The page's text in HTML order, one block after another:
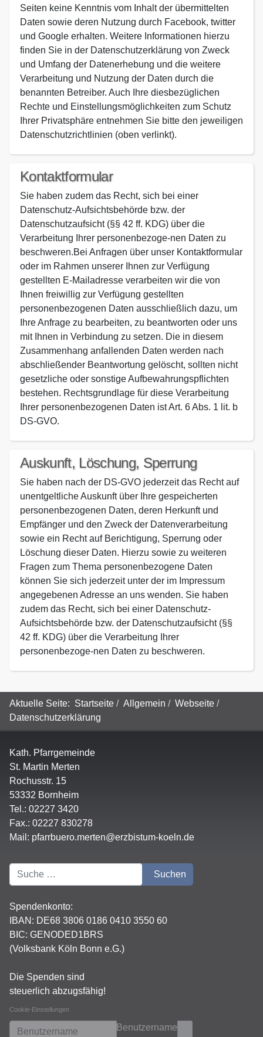
Seiten keine Kenntnis vom Inhalt der übermittelten
Daten sowie deren Nutzung durch Facebook, twitter
und Google erhalten. Weitere Informationen hierzu
finden Sie in der Datenschutzerklärung von Zweck
und Umfang der Datenerhebung und die weitere
Verarbeitung und Nutzung der Daten durch die
benannten Betreiber. Auch Ihre diesbezüglichen
Rechte und Einstellungsmöglichkeiten zum Schutz
Ihrer Privatsphäre entnehmen Sie bitte den jeweiligen
Datenschutzrichtlinien (oben verlinkt).
Kontaktformular
Sie haben zudem das Recht, sich bei einer
Datenschutz-Aufsichtsbehörde bzw. der
Datenschutzaufsicht (§§ 42 ff. KDG) über die
Verarbeitung Ihrer personenbezoge-nen Daten zu
beschweren.Bei Anfragen über unser Kontaktformular
oder im Rahmen unserer Ihnen zur Verfügung
gestellten E-Mailadresse verarbeiten wir die von
Ihnen freiwillig zur Verfügung gestellten
personenbezogenen Daten ausschließlich dazu, um
Ihre Anfrage zu bearbeiten, zu beantworten oder uns
mit Ihnen in Verbindung zu setzen. Die in diesem
Zusammenhang anfallenden Daten werden nach
abschließender Beantwortung gelöscht, sollten nicht
gesetzliche oder sonstige Aufbewahrungspflichten
bestehen. Rechtsgrundlage für diese Verarbeitung
Ihrer personenbezogenen Daten ist Art. 6 Abs. 1 lit. b
DS-GVO.
Auskunft, Löschung, Sperrung
Sie haben nach der DS-GVO jederzeit das Recht auf
unentgeltliche Auskunft über Ihre gespeicherten
personenbezogenen Daten, deren Herkunft und
Empfänger und den Zweck der Datenverarbeitung
sowie ein Recht auf Berichtigung, Sperrung oder
Löschung dieser Daten. Hierzu sowie zu weiteren
Fragen zum Thema personenbezogene Daten
können Sie sich jederzeit unter der im Impressum
angegebenen Adresse an uns wenden. Sie haben
zudem das Recht, sich bei einer Datenschutz-
Aufsichtsbehörde bzw. der Datenschutzaufsicht (§§
42 ff. KDG) über die Verarbeitung Ihrer
personenbezoge-nen Daten zu beschweren.
Aktuelle Seite: Startseite Allgemein
Webseite
Datenschutzerklärung
Kath. Pfarrgemeinde
St. Martin Merten
Rochusstr. 15
53332 Bornheim
Tel.: 02227 3420
Fax.: 02227 830278
Mail: pfarrbuero.merten@erzbistum-koeln.de
Suchen Suchen
Spendenkonto:
IBAN: DE68 3806 0186 0410 3550 60
BIC: GENODED1BRS
(Volksbank Köln Bonn e.G.)
Die Spenden sind
steuerlich abzugsfähig!
Cookie-Einstellungen
Benutzername